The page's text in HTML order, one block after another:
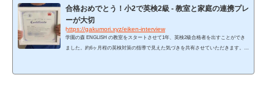
合格おめでとう！小2で英検2級 - 教室と家庭の連携プレ
ーが大切
https://gakumori.xyz/eiken-interview
学園の森 ENGLISH の教室をスタートさせて1年、英検2級合格者を出すことができ
ました。約6ヶ月程の英検対策の指導で見えた気づきを共有させていただきます。受